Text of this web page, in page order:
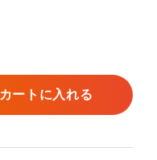
カートに入れる